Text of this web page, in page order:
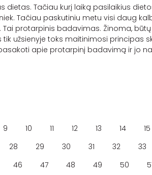
dietas. Tačiau kurį laiką pasilaikius
Tačiau paskutiniu metu visi daug
protarpinis badavimas. Žinoma,
užsienyje toks maitinimosi principas
apie protarpinį badavimą ir jo
9 10 11 12 13 14 15
28 29 30 31 32 33
46 47 48 49 50